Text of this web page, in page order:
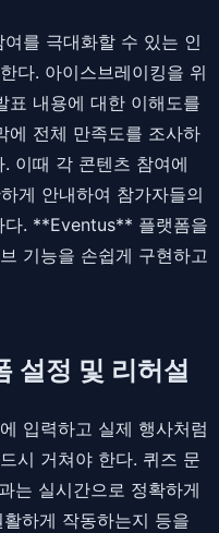
를 극대화할 수 있는 인
다. 아이스브레이킹을 위
표 내용에 대한 이해도를
에 전체 만족도를 조사하
이때 각 콘텐츠 참여에
게 안내하여 참가자들의
다. **Eventus** 플랫폼을
기능을 손쉽게 구현하고
설정 및 리허설
입력하고 실제 행사처럼
시 거쳐야 한다. 퀴즈 문
는 실시간으로 정확하게
하게 작동하는지 등을